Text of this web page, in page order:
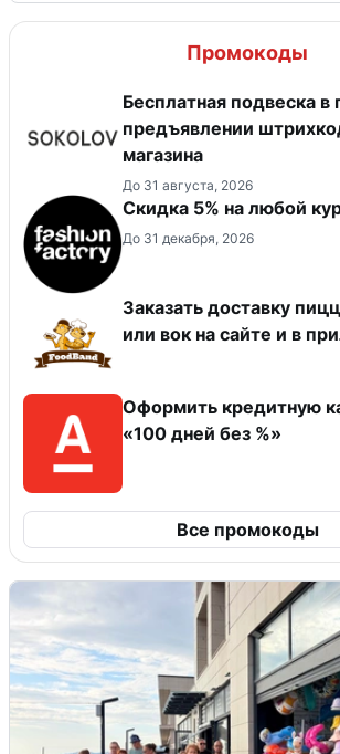
Промокоды
Бесплатная подвеска в
предъявлении
магазина
До 31 августа, 2026
Скидка 5% на любой
До 31 декабря, 2026
Заказать доставку
или вок на сайте и в
Оформить кредитную
«100 дней без %»
Все промокоды